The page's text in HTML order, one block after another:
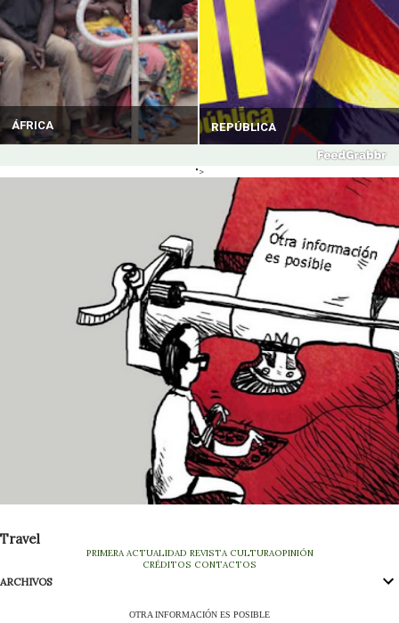
ÁFRICA REPÚBLICA
">
Travel
PRIMERA ACTUALIDAD REVISTA CULTURAOPINIÓN
CRÉDITOS CONTACTOS
ARCHIVOS
OTRA INFORMACIÓN ES POSIBLE